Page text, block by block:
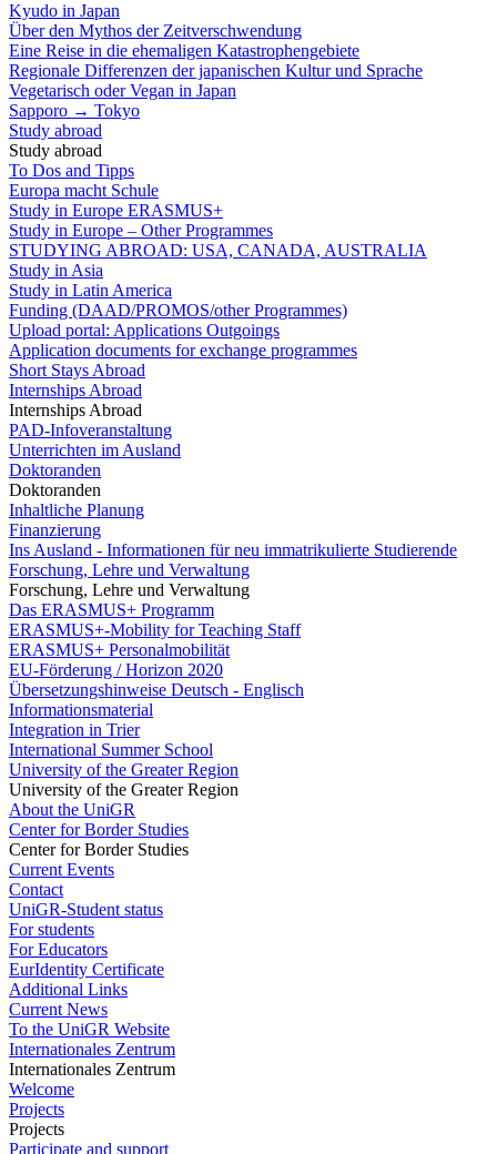
Kyudo in Japan
Über den Mythos der Zeitverschwendung
Eine Reise in die ehemaligen Katastrophengebiete
Regionale Differenzen der japanischen Kultur und Sprache
Vegetarisch oder Vegan in Japan
Sapporo → Tokyo
Study abroad
Study abroad
To Dos and Tipps
Europa macht Schule
Study in Europe ERASMUS+
Study in Europe – Other Programmes
STUDYING ABROAD: USA, CANADA, AUSTRALIA
Study in Asia
Study in Latin America
Funding (DAAD/PROMOS/other Programmes)
Upload portal: Applications Outgoings
Application documents for exchange programmes
Short Stays Abroad
Internships Abroad
Internships Abroad
PAD-Infoveranstaltung
Unterrichten im Ausland
Doktoranden
Doktoranden
Inhaltliche Planung
Finanzierung
Ins Ausland - Informationen für neu immatrikulierte Studierende
Forschung, Lehre und Verwaltung
Forschung, Lehre und Verwaltung
Das ERASMUS+ Programm
ERASMUS+-Mobility for Teaching Staff
ERASMUS+ Personalmobilität
EU-Förderung / Horizon 2020
Übersetzungshinweise Deutsch - Englisch
Informationsmaterial
Integration in Trier
International Summer School
University of the Greater Region
University of the Greater Region
About the UniGR
Center for Border Studies
Center for Border Studies
Current Events
Contact
UniGR-Student status
For students
For Educators
EurIdentity Certificate
Additional Links
Current News
To the UniGR Website
Internationales Zentrum
Internationales Zentrum
Welcome
Projects
Projects
Participate and support